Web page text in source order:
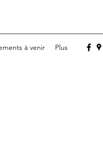
à venir Plus